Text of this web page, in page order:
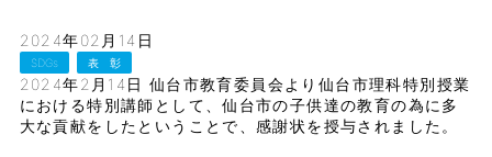
2024年02月14日
SDGs 表 彰
2024年2月14日 仙台市教育委員会より仙台市理科特別授業
における特別講師として、仙台市の子供達の教育の為に多
大な貢献をしたということで、感謝状を授与されました。